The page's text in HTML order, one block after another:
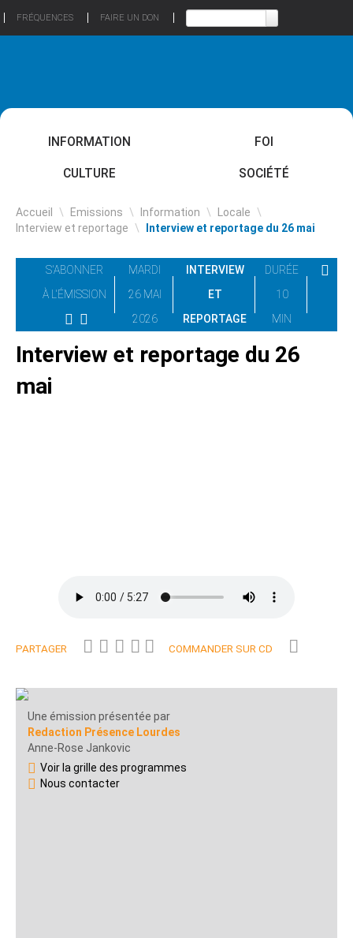
FRÉQUENCES FAIRE UN DON
INFORMATION FOI
CULTURE SOCIÉTÉ
Accueil \ Emissions \ Information \ Locale \
Interview et reportage \ Interview et reportage du 26 mai
S'ABONNER
À L'ÉMISSION
MARDI
26 MAI
2026
INTERVIEW
ET
REPORTAGE
DURÉE
10
MIN
Interview et reportage du 26
mai
PARTAGER COMMANDER SUR CD
Une émission présentée par
Redaction Présence Lourdes
Anne-Rose Jankovic
Voir la grille des programmes
Nous contacter